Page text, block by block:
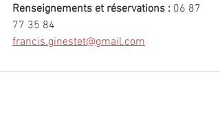
Renseignements et réservations : 06 87
77 35 84
francis.ginestet@gmail.com